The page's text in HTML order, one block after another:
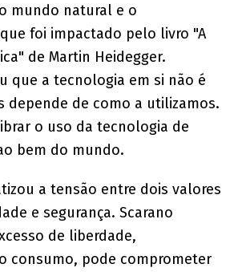
mundo natural e o
foi impactado pelo livro "A
de Martin Heidegger.
que a tecnologia em si não é
depende de como a utilizamos.
o uso da tecnologia de
bem do mundo.
a tensão entre dois valores
e segurança. Scarano
de liberdade,
consumo, pode comprometer